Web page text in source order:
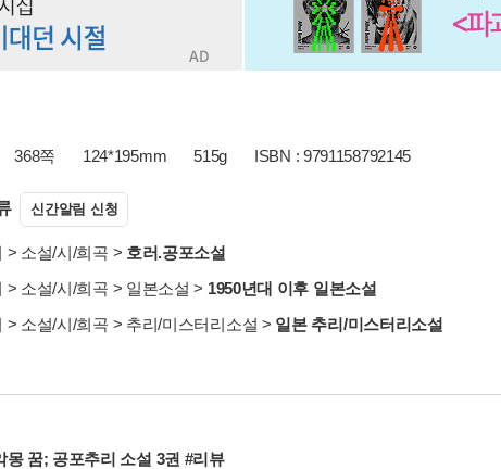
368쪽 124*195mm 515g ISBN : 9791158792145
신간알림 신청
> 소설/시/희곡 > 호러.공포소설
> 소설/시/희곡 > 일본소설 > 1950년대 이후 일본소설
> 소설/시/희곡 > 추리/미스터리소설 > 일본 추리/미스터리소설
몽 꿈; 공포추리 소설 3권 #리뷰